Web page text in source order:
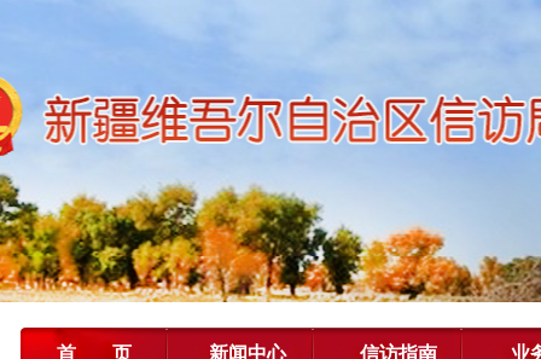
首页 新闻中心 信访指南 业